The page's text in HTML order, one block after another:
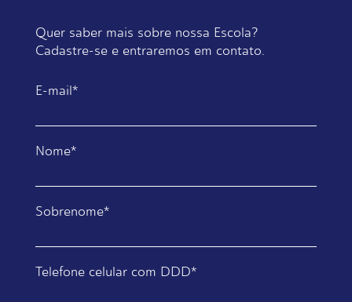
Quer saber mais sobre nossa Escola?
Cadastre-se e entraremos em contato.
E-mail*
Nome*
Sobrenome*
Telefone celular com DDD*